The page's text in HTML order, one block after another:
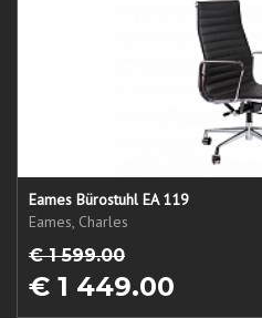
Eames Bürostuhl EA 119
Eames, Charles
€ 1 599.00
€ 1 449.00